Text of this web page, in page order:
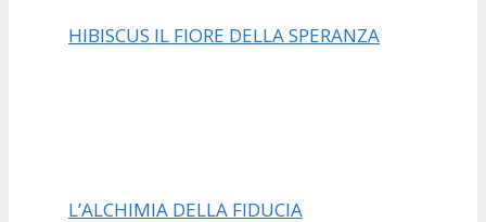
HIBISCUS IL FIORE DELLA SPERANZA
L’ALCHIMIA DELLA FIDUCIA